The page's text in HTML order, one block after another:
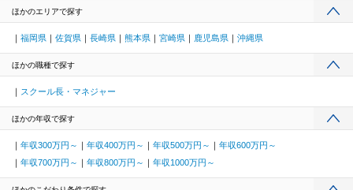
ほかのエリアで探す
福岡県 佐賀県 長崎県 熊本県 宮崎県 鹿児島県 沖縄県
ほかの職種で探す
スクール長・マネジャー
ほかの年収で探す
年収300万円～ 年収400万円～ 年収500万円～
年収600万円～
年収700万円～
年収800万円～ 年収1000万円～